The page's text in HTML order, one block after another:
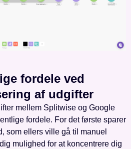
fordele ved
af udgifter
mellem Splitwise og Google
fordele. For det første sparer
som ellers ville gå til manuel
mulighed for at koncentrere dig